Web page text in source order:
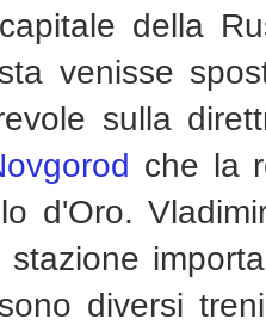
della
venisse
sulla
che la
d'Oro.
diversi